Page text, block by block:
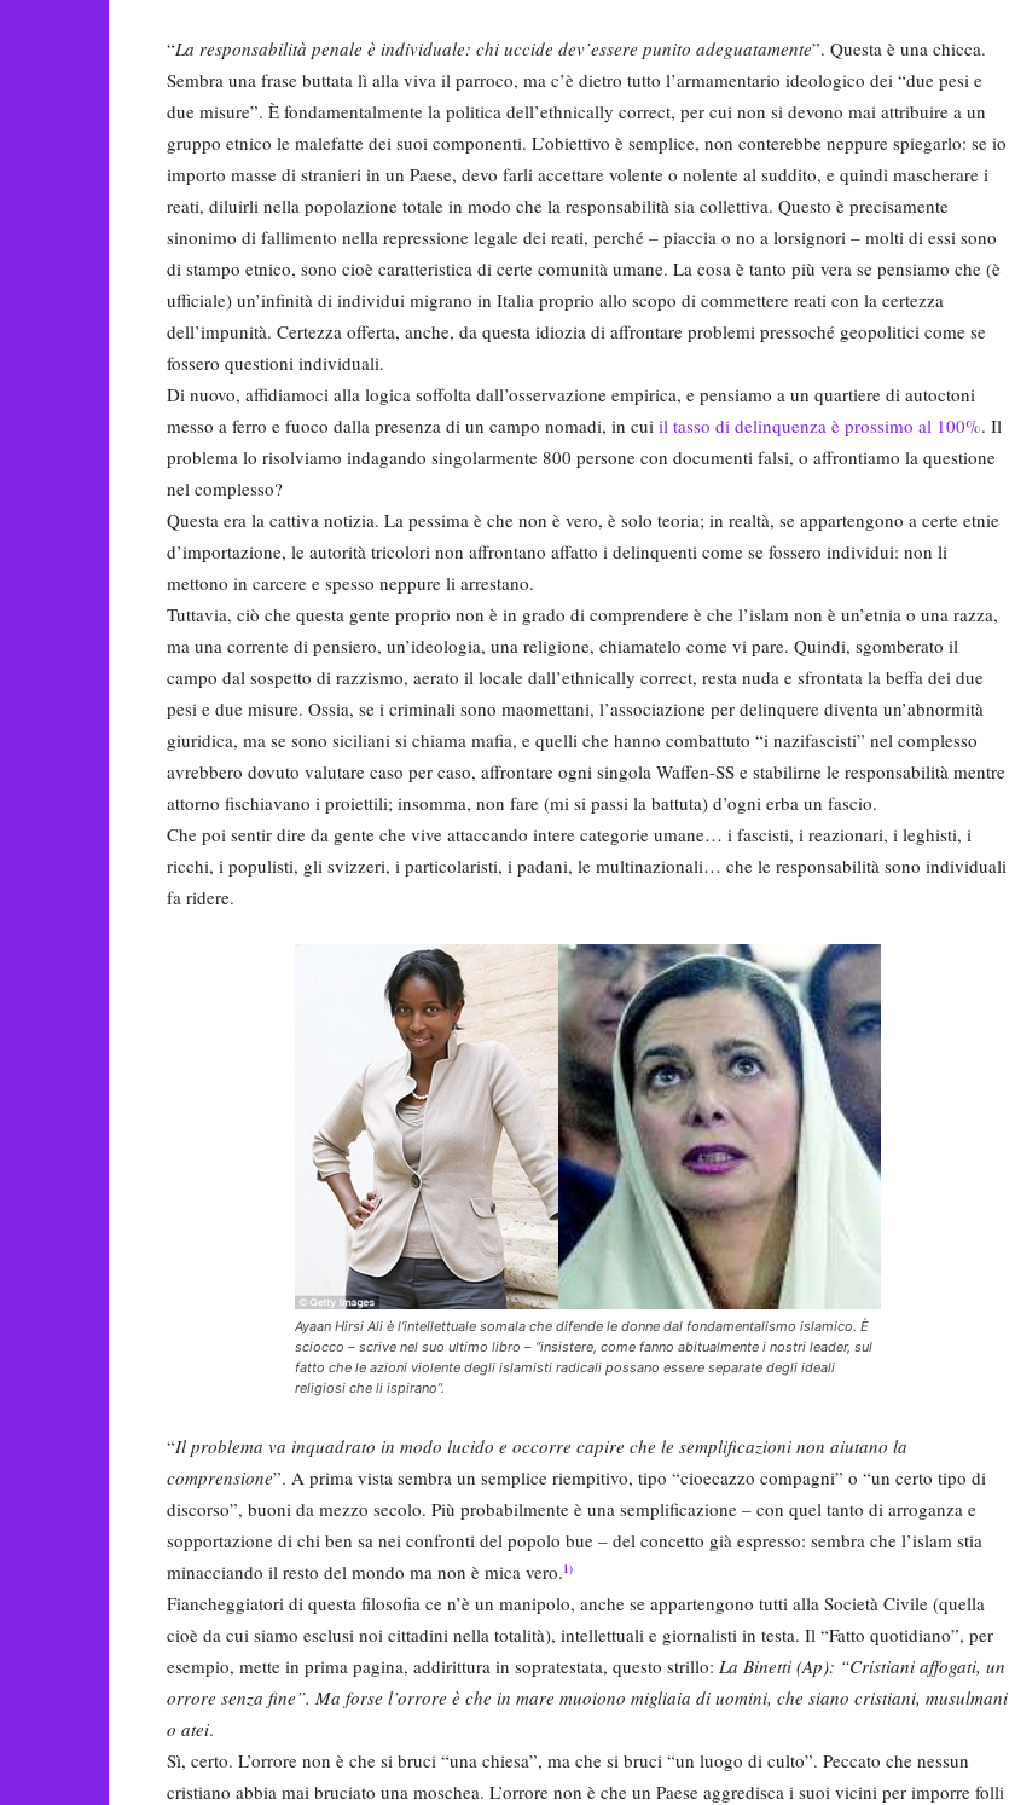
“La responsabilità penale è individuale: chi uccide dev’essere punito adeguatamente”. Questa è una chicca.
Sembra una frase buttata lì alla viva il parroco, ma c’è dietro tutto l’armamentario ideologico dei “due pesi e
due misure”. È fondamentalmente la politica dell’ethnically correct, per cui non si devono mai attribuire a un
gruppo etnico le malefatte dei suoi componenti. L’obiettivo è semplice, non conterebbe neppure spiegarlo: se io
importo masse di stranieri in un Paese, devo farli accettare volente o nolente al suddito, e quindi mascherare i
reati, diluirli nella popolazione totale in modo che la responsabilità sia collettiva. Questo è precisamente
sinonimo di fallimento nella repressione legale dei reati, perché – piaccia o no a lorsignori – molti di essi sono
di stampo etnico, sono cioè caratteristica di certe comunità umane. La cosa è tanto più vera se pensiamo che (è
ufficiale) un’infinità di individui migrano in Italia proprio allo scopo di commettere reati con la certezza
dell’impunità. Certezza offerta, anche, da questa idiozia di affrontare problemi pressoché geopolitici come se
fossero questioni individuali.
Di nuovo, affidiamoci alla logica soffolta dall’osservazione empirica, e pensiamo a un quartiere di autoctoni
messo a ferro e fuoco dalla presenza di un campo nomadi, in cui il tasso di delinquenza è prossimo al 100%. Il
problema lo risolviamo indagando singolarmente 800 persone con documenti falsi, o affrontiamo la questione
nel complesso?
Questa era la cattiva notizia. La pessima è che non è vero, è solo teoria; in realtà, se appartengono a certe etnie
d’importazione, le autorità tricolori non affrontano affatto i delinquenti come se fossero individui: non li
mettono in carcere e spesso neppure li arrestano.
Tuttavia, ciò che questa gente proprio non è in grado di comprendere è che l’islam non è un’etnia o una razza,
ma una corrente di pensiero, un’ideologia, una religione, chiamatelo come vi pare. Quindi, sgomberato il
campo dal sospetto di razzismo, aerato il locale dall’ethnically correct, resta nuda e sfrontata la beffa dei due
pesi e due misure. Ossia, se i criminali sono maomettani, l’associazione per delinquere diventa un’abnormità
giuridica, ma se sono siciliani si chiama mafia, e quelli che hanno combattuto “i nazifascisti” nel complesso
avrebbero dovuto valutare caso per caso, affrontare ogni singola Waffen-SS e stabilirne le responsabilità mentre
attorno fischiavano i proiettili; insomma, non fare (mi si passi la battuta) d’ogni erba un fascio.
Che poi sentir dire da gente che vive attaccando intere categorie umane… i fascisti, i reazionari, i leghisti, i
ricchi, i populisti, gli svizzeri, i particolaristi, i padani, le multinazionali… che le responsabilità sono individuali
fa ridere.
Ayaan Hirsi Ali è l’intellettuale somala che difende le donne dal fondamentalismo islamico. È
sciocco – scrive nel suo ultimo libro – “insistere, come fanno abitualmente i nostri leader, sul
fatto che le azioni violente degli islamisti radicali possano essere separate degli ideali
religiosi che li ispirano”.
“Il problema va inquadrato in modo lucido e occorre capire che le semplificazioni non aiutano la
comprensione”. A prima vista sembra un semplice riempitivo, tipo “cioecazzo compagni” o “un certo tipo di
discorso”, buoni da mezzo secolo. Più probabilmente è una semplificazione – con quel tanto di arroganza e
sopportazione di chi ben sa nei confronti del popolo bue – del concetto già espresso: sembra che l’islam stia
minacciando il resto del mondo ma non è mica vero.1)
Fiancheggiatori di questa filosofia ce n’è un manipolo, anche se appartengono tutti alla Società Civile (quella
cioè da cui siamo esclusi noi cittadini nella totalità), intellettuali e giornalisti in testa. Il “Fatto quotidiano”, per
esempio, mette in prima pagina, addirittura in sopratestata, questo strillo: La Binetti (Ap): “Cristiani affogati, un
orrore senza fine”. Ma forse l’orrore è che in mare muoiono migliaia di uomini, che siano cristiani, musulmani
o atei.
Sì, certo. L’orrore non è che si bruci “una chiesa”, ma che si bruci “un luogo di culto”. Peccato che nessun
cristiano abbia mai bruciato una moschea. L’orrore non è che un Paese aggredisca i suoi vicini per imporre folli